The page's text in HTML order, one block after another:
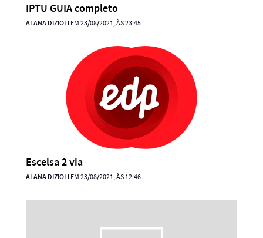
IPTU GUIA completo
ALANA DIZIOLIEM 23/08/2021, ÀS 23:45
Escelsa 2 via
ALANA DIZIOLIEM 23/08/2021, ÀS 12:46